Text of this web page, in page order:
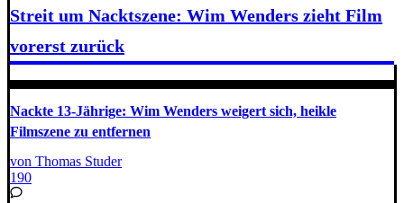
Streit um Nacktszene: Wim Wenders zieht Film
vorerst zurück
Nackte 13-Jährige: Wim Wenders weigert sich, heikle
Filmszene zu entfernen
von Thomas Studer
190